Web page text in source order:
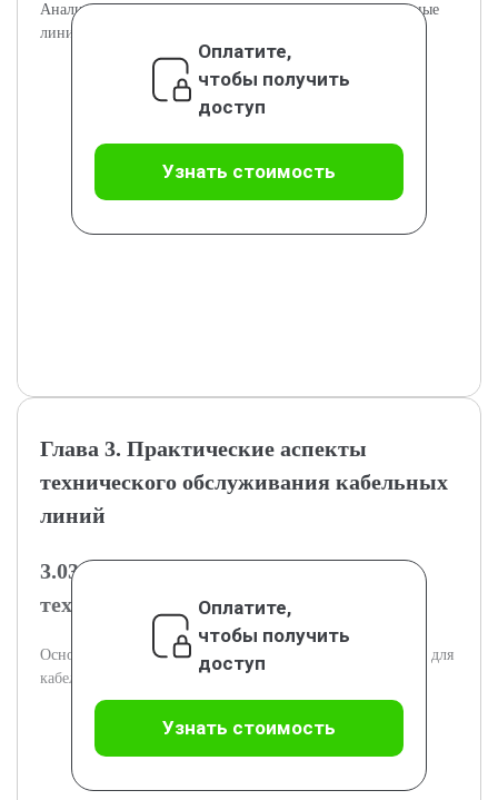
Анализ режимов эксплуатации и их влияния на кабельные
линии.
Оплатите,
чтобы получить
доступ
Узнать стоимость
Глава 3. Практические аспекты
технического обслуживания кабельных
линий
3.03.1 Планирование и организация
технического обслуживания
Основы организации и планирования технических работ для
кабелей.
Оплатите,
чтобы получить
доступ
Узнать стоимость